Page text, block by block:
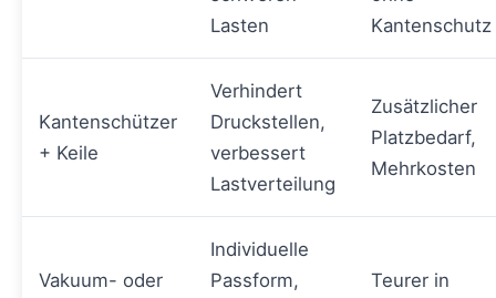
Lasten
Kantenschutz
Kantenschützer
+ Keile
Verhindert
Druckstellen,
verbessert
Lastverteilung
Zusätzlicher
Platzbedarf,
Mehrkosten
Vakuum- oder
Individuelle
Passform,
Teurer in